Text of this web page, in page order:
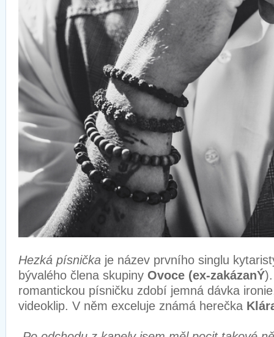
Hezká písnička je název prvního singlu
bývalého člena skupiny Ovoce (ex-zakázanÝ
romantickou písničku zdobí jemná dávka
videoklip. V něm exceluje známá herečka